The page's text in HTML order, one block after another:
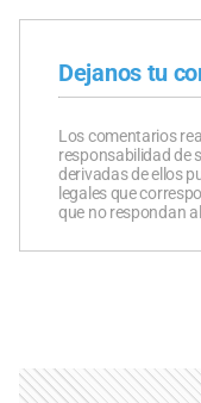
Dejanos tu
Los comentarios
responsabilidad de
derivadas de ellos
legales que
que no respondan